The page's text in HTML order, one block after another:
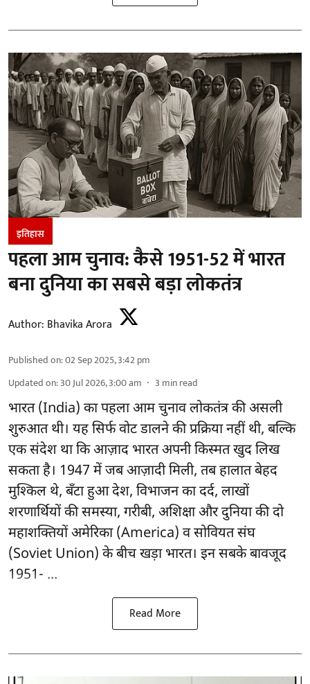
इतिहास
पहला आम चुनाव: कैसे 1951-52 में भारत
बना दुनिया का सबसे बड़ा लोकतंत्र
Author: Bhavika Arora
Published on:02 Sep 2025, 3:42 pm
Updated on:30 Jul 2026, 3:00 am 3 min read
भारत (India) का पहला आम चुनाव लोकतंत्र की असली
शुरुआत थी। यह सिर्फ वोट डालने की प्रक्रिया नहीं थी, बल्कि
एक संदेश था कि आज़ाद भारत अपनी किस्मत खुद लिख
सकता है। 1947 में जब आज़ादी मिली, तब हालात बेहद
मुश्किल थे, बँटा हुआ देश, विभाजन का दर्द, लाखों
शरणार्थियों की समस्या, गरीबी, अशिक्षा और दुनिया की दो
महाशक्तियों अमेरिका (America) व सोवियत संघ
(Soviet Union) के बीच खड़ा भारत। इन सबके बावजूद
1951- ...
Read More